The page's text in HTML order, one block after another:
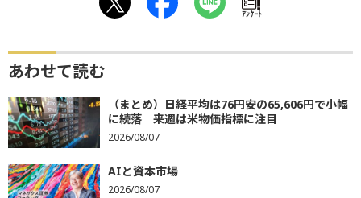
ｱﾝｹｰﾄ
あわせて読む
（まとめ）日経平均は76円安の65,606円で小幅
に続落 来週は米物価指標に注目
2026/08/07
AIと資本市場
2026/08/07